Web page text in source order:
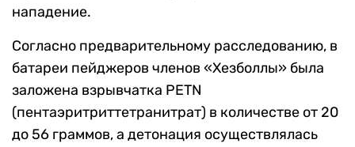
нападение.
Согласно предварительному расследованию, в
батареи пейджеров членов «Хезболлы» была
заложена взрывчатка PETN
(пентаэритриттетранитрат) в количестве от 20
до 56 граммов, а детонация осуществлялась